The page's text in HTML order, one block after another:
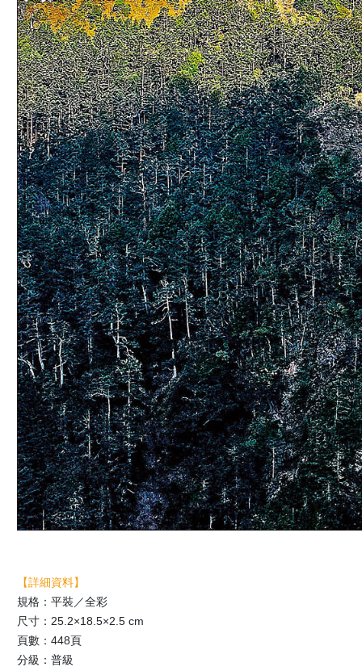
【詳細資料】
規格：平裝／全彩
尺寸：25.2×18.5×2.5 cm
頁數：448頁
分級：普級